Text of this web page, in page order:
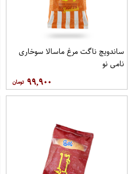
ساندویچ ناگت مرغ ماسالا سوخاری
نامی نو
۹۹,۹۰۰